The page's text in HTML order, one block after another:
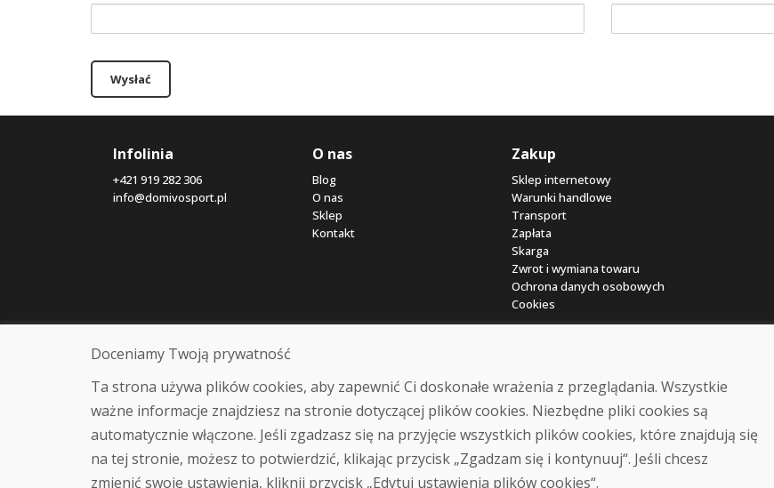
Wysłać
Infolinia
+421 919 282 306
info@domivosport.pl
O nas
Blog
O nas
Sklep
Kontakt
Zakup
Sklep internetowy
Warunki handlowe
Transport
Zapłata
Skarga
Zwrot i wymiana towaru
Ochrona danych osobowych
Cookies
© DOMIVOSPORT 2026, wszystkie prawa zastrzeżone
DUFEKSOFT- tworzenie stron internetowych, tworzenie sklepów internetowych
Doceniamy Twoją prywatność
Ta strona używa plików cookies, aby zapewnić Ci doskonałe wrażenia z przeglądania. Wszystkie
ważne informacje znajdziesz na stronie dotyczącej plików cookies. Niezbędne pliki cookies są
automatycznie włączone. Jeśli zgadzasz się na przyjęcie wszystkich plików cookies, które znajdują się
na tej stronie, możesz to potwierdzić, klikając przycisk „Zgadzam się i kontynuuj“. Jeśli chcesz
zmienić swoje ustawienia, kliknij przycisk „Edytuj ustawienia plików cookies“.